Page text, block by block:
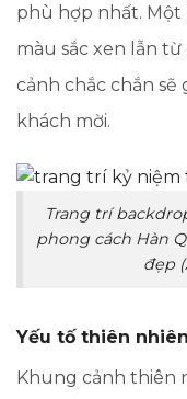
phù hợp nhất. Một
màu sắc xen lẫn
cảnh chắc chắn
khách mời.
Trang trí
phong cách Hàn
đẹp
Yếu tố thiên nhiên
Khung cảnh thiên